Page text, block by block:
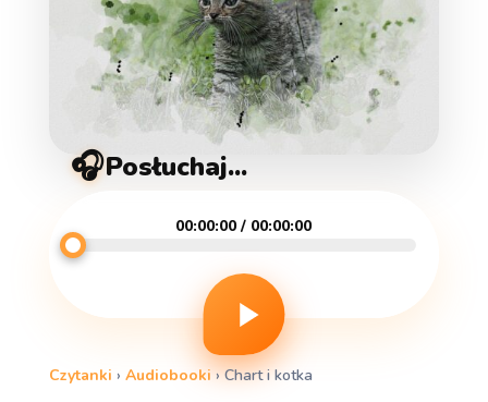
🎧Posłuchaj...
00:00:00 / 00:00:00
Czytanki › Audiobooki›Chart i kotka